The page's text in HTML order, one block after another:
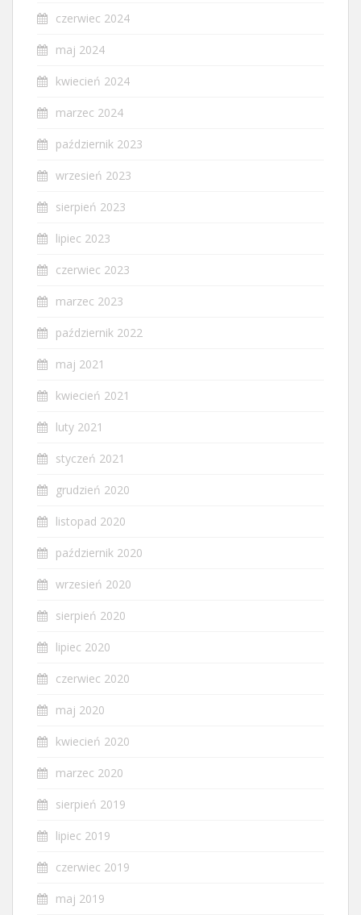
czerwiec 2024
maj 2024
kwiecień 2024
marzec 2024
październik 2023
wrzesień 2023
sierpień 2023
lipiec 2023
czerwiec 2023
marzec 2023
październik 2022
maj 2021
kwiecień 2021
luty 2021
styczeń 2021
grudzień 2020
listopad 2020
październik 2020
wrzesień 2020
sierpień 2020
lipiec 2020
czerwiec 2020
maj 2020
kwiecień 2020
marzec 2020
sierpień 2019
lipiec 2019
czerwiec 2019
maj 2019